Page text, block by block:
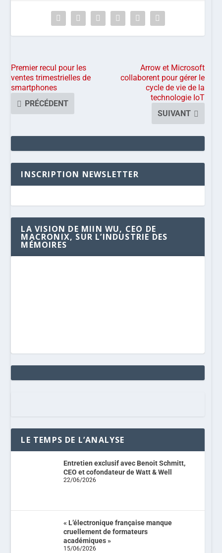
Premier recul pour les
ventes trimestrielles de
smartphones
PRÉCÉDENT
Arrow et Microsoft
collaborent pour gérer le
cycle de vie de la
technologie IoT
SUIVANT
INSCRIPTION NEWSLETTER
LA VISION DE MIIN WU, CEO DE
MACRONIX, SUR L’INDUSTRIE DES
MÉMOIRES
LE TEMPS DE L’ANALYSE
Entretien exclusif avec Benoit Schmitt,
CEO et cofondateur de Watt & Well
22/06/2026
« L’électronique française manque
cruellement de formateurs
académiques »
15/06/2026